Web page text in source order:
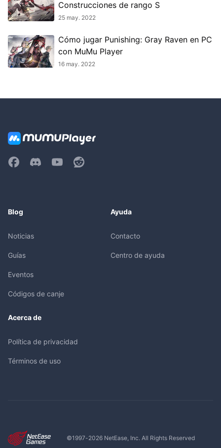
Construcciones de rango S
25 may. 2022
Cómo jugar Punishing: Gray Raven en PC
con MuMu Player
16 may. 2022
Blog
Noticias
Guías
Eventos
Códigos de canje
Ayuda
Contacto
Centro de ayuda
Acerca de
Política de privacidad
Términos de uso
©1997-2026NetEase, Inc. All Rights Reserved